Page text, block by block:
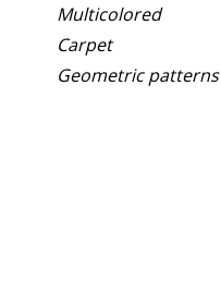
Multicolored
Carpet
Geometric patterns